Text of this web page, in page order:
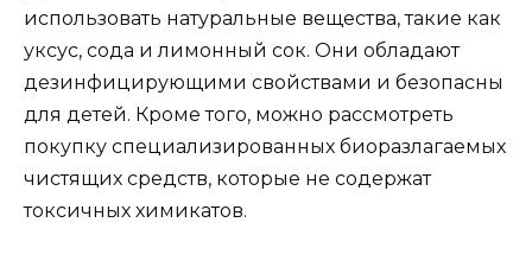
использовать натуральные вещества, такие как
уксус, сода и лимонный сок. Они обладают
дезинфицирующими свойствами и безопасны
для детей. Кроме того, можно рассмотреть
покупку специализированных биоразлагаемых
чистящих средств, которые не содержат
токсичных химикатов.